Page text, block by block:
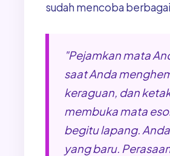
sudah mencoba
"Pejamkan mata
saat Anda
keraguan, dan
membuka mata
begitu lapang.
yang baru.